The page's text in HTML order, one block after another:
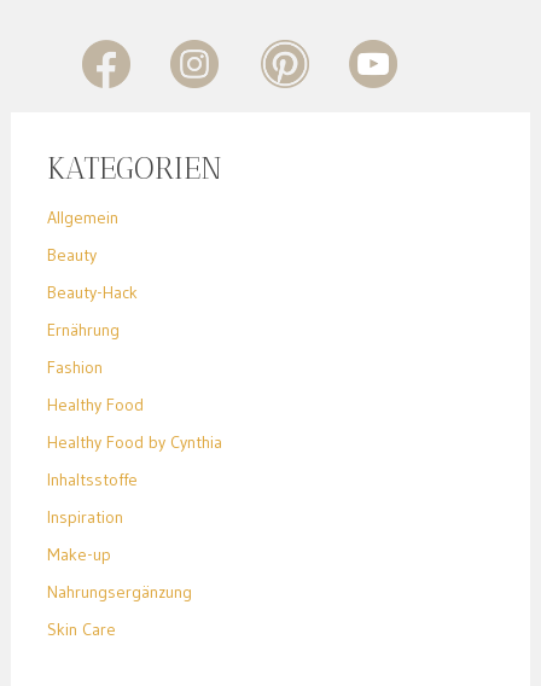
KATEGORIEN
Allgemein
Beauty
Beauty-Hack
Ernährung
Fashion
Healthy Food
Healthy Food by Cynthia
Inhaltsstoffe
Inspiration
Make-up
Nahrungsergänzung
Skin Care